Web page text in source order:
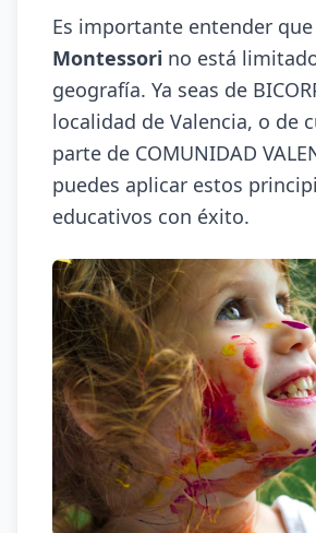
Es importante entender que
Montessori no está
geografía. Ya seas de
localidad de Valencia, o de
parte de COMUNIDAD
puedes aplicar estos
educativos con éxito.